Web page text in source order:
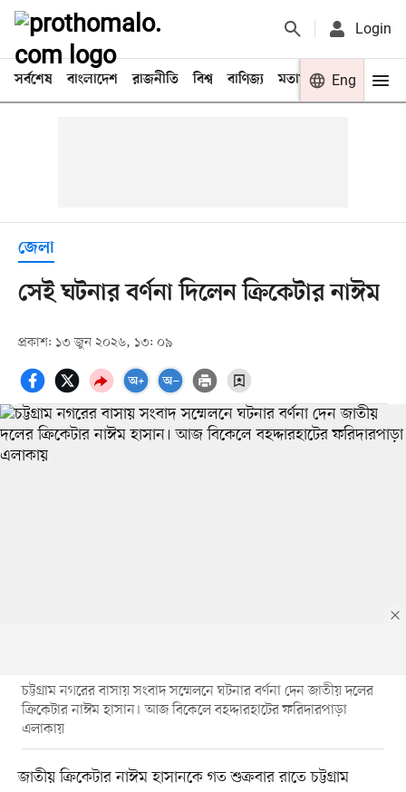
Login
সর্বশেষ বাংলাদেশ রাজনীতি বিশ্ব বাণিজ্য মতামত খেলা
Eng
জেলা
সেই ঘটনার বর্ণনা দিলেন ক্রিকেটার নাঈম
প্রকাশ: ১৩ জুন ২০২৬, ১৩: ০৯
চট্টগ্রাম নগরের বাসায় সংবাদ সম্মেলনে ঘটনার বর্ণনা দেন জাতীয় দলের
ক্রিকেটার নাঈম হাসান। আজ বিকেলে বহদ্দারহাটের ফরিদারপাড়া
এলাকায়
জাতীয় ক্রিকেটার নাঈম হাসানকে গত শুক্রবার রাতে চট্টগ্রাম